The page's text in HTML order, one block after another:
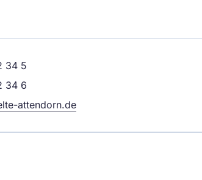
34 5
34 6
attendorn.de